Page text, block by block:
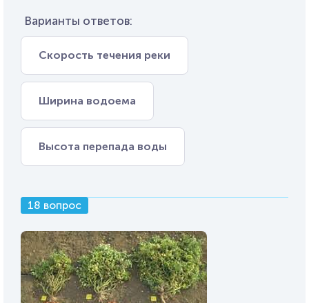
Варианты ответов:
Скорость течения реки
Ширина водоема
Высота перепада воды
18 вопрос